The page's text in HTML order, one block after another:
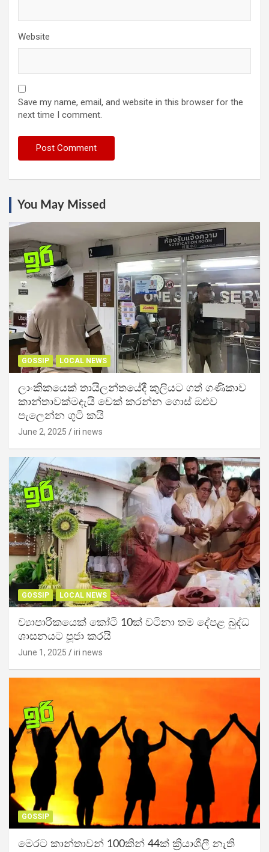
Website
Save my name, email, and website in this browser for the
next time I comment.
You May Missed
GOSSIP LOCAL NEWS
ලාංකිකයෙක් තායිලන්තයේදී කුලියට ගත් ගණිකාව
කාන්තාවක්මදැයි චෙක් කරන්න ගොස් ඔළුව
පැලෙන්න ගුටි කයි
June 2, 2025 iri news
GOSSIP LOCAL NEWS
ව්‍යාපාරිකයෙක් කෝටි 10ක් වටිනා තම දේපළ බුද්ධ
ශාසනයට පූජා කරයි
June 1, 2025 iri news
GOSSIP
මෙරට කාන්තාවන් 100කින් 44ක් ක්‍රියාශීලී නැති